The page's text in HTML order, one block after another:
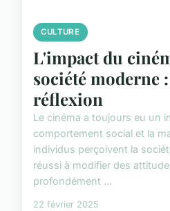
CULTURE
L'impact du
société moderne
réflexion
Le cinéma a toujours eu un
comportement social et la
individus perçoivent la
réussi à modifier des
profondément ...
22 février 2025